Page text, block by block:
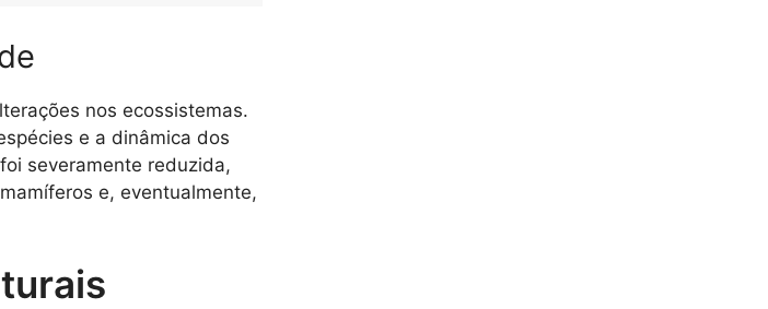
nos ecossistemas.
e a dinâmica dos
severamente reduzida,
e, eventualmente,